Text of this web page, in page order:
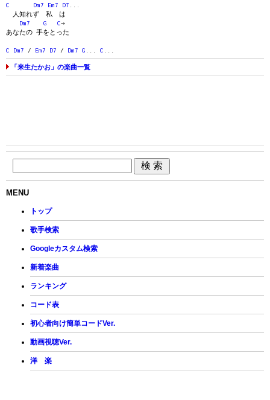
C
Dm7 Em7 D7
人知れず 私 は
Dm7
G C→
あなたの 手をとった
C Dm7 / Em7 D7 / Dm7 G C
「来生たかお」の楽曲一覧
MENU
トップ
歌手検索
Googleカスタム検索
新着楽曲
ランキング
コード表
初心者向け簡単コードVer.
動画視聴Ver.
洋 楽